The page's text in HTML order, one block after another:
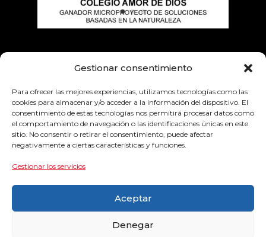
Gestionar consentimiento
Para ofrecer las mejores experiencias, utilizamos tecnologías como las
cookies para almacenar y/o acceder a la información del dispositivo. El
consentimiento de estas tecnologías nos permitirá procesar datos como
el comportamiento de navegación o las identificaciones únicas en este
sitio. No consentir o retirar el consentimiento, puede afectar
negativamente a ciertas características y funciones.
Gestionar los servicios
Aceptar
Denegar
Empresas colaboradoras